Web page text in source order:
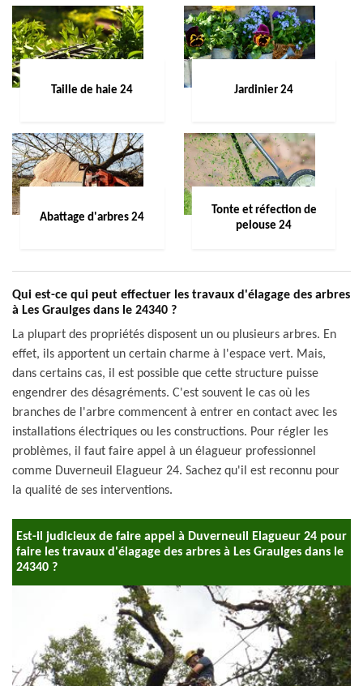
Taille de haie 24 Jardinier 24
Abattage d'arbres 24
Tonte et réfection de
pelouse 24
Qui est-ce qui peut effectuer les travaux d'élagage des arbres
à Les Graulges dans le 24340 ?
La plupart des propriétés disposent un ou plusieurs arbres. En
effet, ils apportent un certain charme à l'espace vert. Mais,
dans certains cas, il est possible que cette structure puisse
engendrer des désagréments. C'est souvent le cas où les
branches de l'arbre commencent à entrer en contact avec les
installations électriques ou les constructions. Pour régler les
problèmes, il faut faire appel à un élagueur professionnel
comme Duverneuil Elagueur 24. Sachez qu'il est reconnu pour
la qualité de ses interventions.
Est-il judicieux de faire appel à Duverneuil Elagueur 24 pour
faire les travaux d'élagage des arbres à Les Graulges dans le
24340 ?